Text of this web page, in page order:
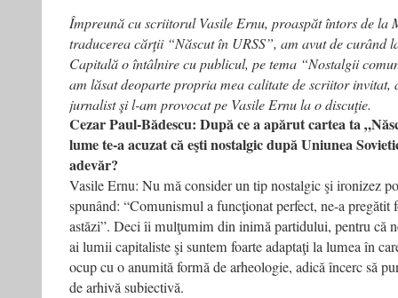
17.12.2007
Împreună cu scriitorul Vasile Ernu, proaspăt întors de la
traducerea cărţii “Născut în URSS”, am avut de curând
Capitală o întâlnire cu publicul, pe tema “Nostalgii
am lăsat deoparte propria mea calitate de scriitor invitat,
jurnalist şi l-am provocat pe Vasile Ernu la o discuţie.
Cezar Paul-Bădescu: După ce a apărut cartea ta
lume te-a acuzat că eşti nostalgic după Uniunea
adevăr?
Vasile Ernu: Nu mă consider un tip nostalgic şi ironizez
spunând: “Comunismul a funcţionat perfect, ne-a pregătit
astăzi”. Deci îi mulţumim din inimă partidului, pentru că
ai lumii capitaliste şi suntem foarte adaptaţi la lumea în
ocup cu o anumită formă de arheologie, adică încerc să
de arhivă subiectivă.